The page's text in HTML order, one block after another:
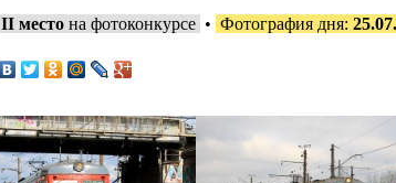
II местона фотоконкурсе • Фотография дня: